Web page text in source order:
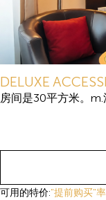
DELUXE
房间是30平方米。
可用的特价:"提前购买"率